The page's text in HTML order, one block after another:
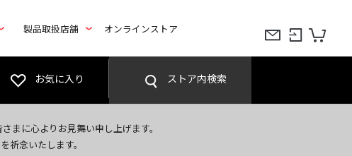
製品取扱店舗 オンラインストア
お気に入り ストア内検索
まに心よりお見舞い申し上げます。
祈念いたします。